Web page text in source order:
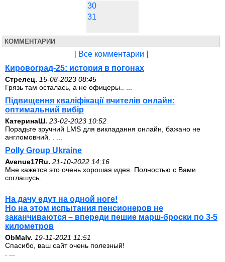
30
31
КОММЕНТАРИИ
[ Все комментарии ]
Кировоград-25: история в погонах
Стрелец. 15-08-2023 08:45
Грязь там осталась, а не офицеры.. ...
Підвищення кваліфікації вчителів онлайн:
оптимальний вибір
КатеринаШ. 23-02-2023 10:52
Порадьте зручний LMS для викладання онлайн, бажано не
англомовний. . ...
Polly Group Ukraine
Avenue17Ru. 21-10-2022 14:16
Мне кажется это очень хорошая идея. Полностью с Вами
соглашусь.
На дачу едут на одной ноге!
Но на этом испытания пенсионеров не
заканчиваются – впереди пешие марш-броски по 3-5
километров
ОbMalv. 19-11-2021 11:51
Спасибо, ваш сайт очень полезный!